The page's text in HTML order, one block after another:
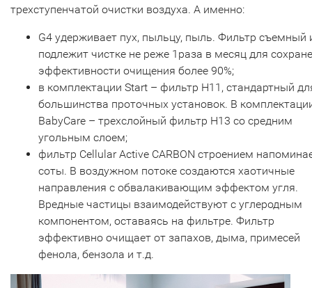
трехступенчатой очистки воздуха. А именно:
G4 удерживает пух, пыльцу, пыль. Фильтр съемный
подлежит чистке не реже 1раза в месяц для
эффективности очищения более 90%;
в комплектации Start – фильтр H11, стандартный
большинства проточных установок. В
BabyCare – трехслойный фильтр H13 со средним
угольным слоем;
фильтр Сellular Active CARBON строением
соты. В воздужном потоке создаются хаотичные
направления с обвалакивающим эффектом угля.
Вредные частицы взаимодействуют с углеродным
компонентом, оставаясь на фильтре. Фильтр
эффективно очищает от запахов, дыма, примесей
фенола, бензола и т.д.